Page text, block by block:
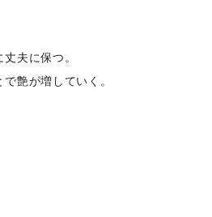
夫に保つ。
艶が増していく。